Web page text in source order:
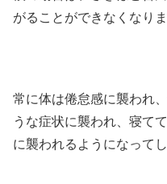
がることができなくなりま
常に体は倦怠感に襲われ
うな症状に襲われ、寝て
に襲われるようになって